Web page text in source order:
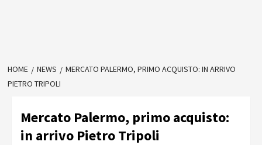
HOME NEWS
MERCATO PALERMO, PRIMO ACQUISTO: IN ARRIVO
PIETRO TRIPOLI
Mercato Palermo, primo acquisto:
in arrivo Pietro Tripoli